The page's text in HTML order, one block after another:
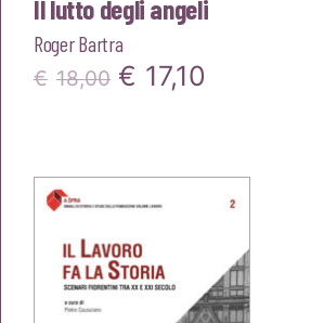
Il lutto degli angeli
Roger Bartra
€ 18,00 Il
era:
€18,00.
€ 17,10